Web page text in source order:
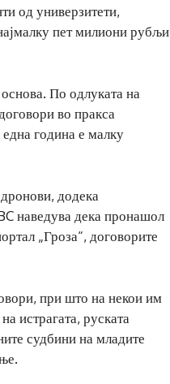
од универзитети,
пет милиони рубљи
По одлуката на
во пракса
година е малку
додека
наведува дека пронашол
„Гроза“, договорите
при што на некои им
истрагата, руската
судбини на младите